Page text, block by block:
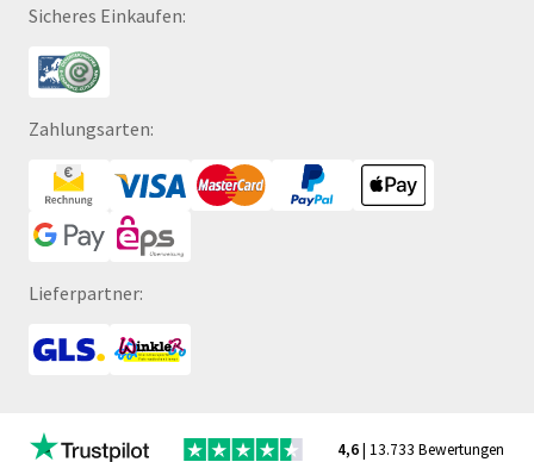
Sicheres Einkaufen:
Zahlungsarten:
Lieferpartner:
4,6| 13.733 Bewertungen